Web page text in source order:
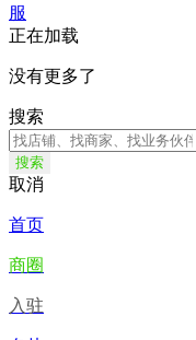
服
正在加载
没有更多了
搜索
搜索
取消
首页
商圈
入驻